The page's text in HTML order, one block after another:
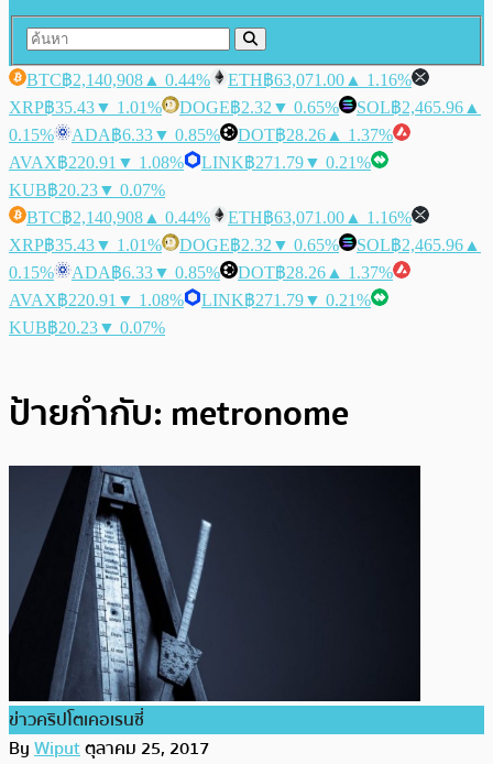
BTC฿2,140,908 ▲ 0.44% ETH฿63,071.00 ▲ 1.16%
XRP฿35.43▼ 1.01% DOGE฿2.32 ▼ 0.65% SOL฿2,465.96 ▲
0.15%
ADA฿6.33▼ 0.85% DOT฿28.26 ▲ 1.37%
AVAX฿220.91 ▼ 1.08% LINK฿271.79▼ 0.21%
KUB฿20.23▼ 0.07%
BTC฿2,140,908 ▲ 0.44% ETH฿63,071.00 ▲ 1.16%
XRP฿35.43▼ 1.01% DOGE฿2.32 ▼ 0.65% SOL฿2,465.96 ▲
0.15%
ADA฿6.33▼ 0.85% DOT฿28.26 ▲ 1.37%
AVAX฿220.91 ▼ 1.08% LINK฿271.79▼ 0.21%
KUB฿20.23▼ 0.07%
ป้ายกำกับ: metronome
ข่าวคริปโตเคอเรนซี่
ByWiputตุลาคม 25, 2017